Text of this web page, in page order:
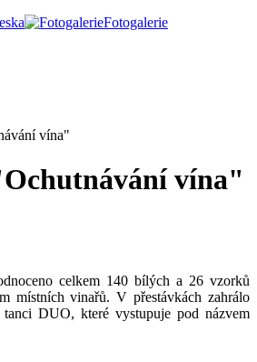
Fotogalerie
vína"
vína"
celkem 140 bílých a 26 vzorků
místních vinařů. V přestávkách zahrálo
DUO, které vystupuje pod názvem